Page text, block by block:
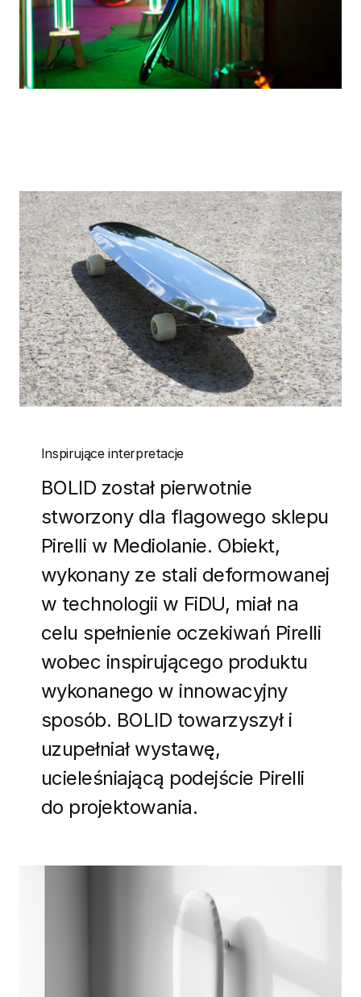
Inspirujące interpretacje
BOLID został pierwotnie
stworzony dla flagowego sklepu
Pirelli w Mediolanie. Obiekt,
wykonany ze stali deformowanej
w technologii w FiDU, miał na
celu spełnienie oczekiwań Pirelli
wobec inspirującego produktu
wykonanego w innowacyjny
sposób. BOLID towarzyszył i
uzupełniał wystawę,
ucieleśniającą podejście Pirelli
do projektowania.